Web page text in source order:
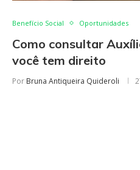
Benefício Social Oportunidades
Como consultar
você tem direito
Por Bruna Antiqueira Quideroli